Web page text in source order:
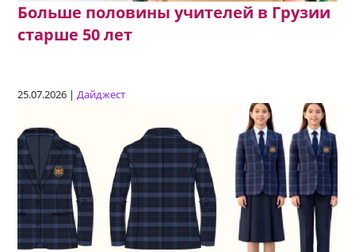
Больше половины учителей в Грузии
старше 50 лет
25.07.2026 |Дайджест